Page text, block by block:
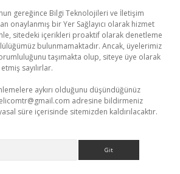
gereğince Bilgi Teknolojileri ve İletişim
onaylanmış bir Yer Sağlayıcı olarak hizmet
sitedeki içerikleri proaktif olarak denetleme
bulunmamaktadır. Ancak, üyelerimiz
taşımakta olup, siteye üye olarak
sayılırlar.
aykırı olduğunu düşündüğünüz
adresine bildirmeniz
süre içerisinde sitemizden kaldırılacaktır.